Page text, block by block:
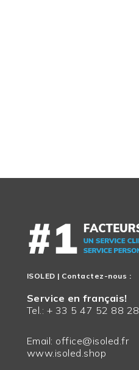
ISOLED | Contactez-nous :
Service en français!
Tel.: + 33 5 47 52 88 28
Email: office@isoled.fr
www.isoled.shop